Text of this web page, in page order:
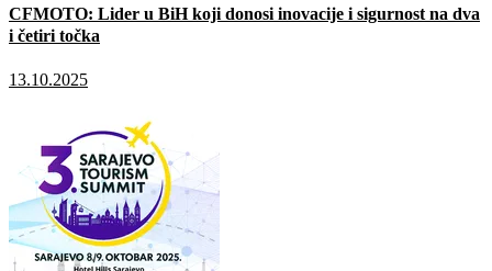
CFMOTO: Lider u BiH koji donosi inovacije i sigurnost na dva
i četiri točka
13.10.2025